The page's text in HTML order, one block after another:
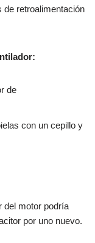
de retroalimentación
de
con un cepillo y
del motor podría
por uno nuevo.